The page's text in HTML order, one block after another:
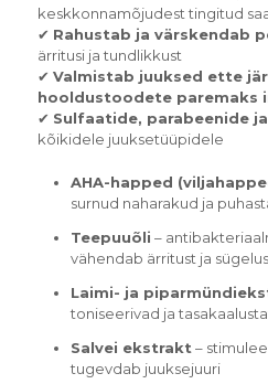
keskkonnamõjudest tingitud
✔ Rahustab ja värskendab
ärritusi ja tundlikkust
✔ Valmistab juuksed ette
hooldustoodete paremaks
✔ Sulfaatide, parabeenide
kõikidele juuksetüüpidele
AHA-happed
surnud naharakud ja
Teepuuõli –
vähendab ärritust ja
Laimi- ja
toniseerivad ja
Salvei ekstrakt –
tugevdab juuksejuuri